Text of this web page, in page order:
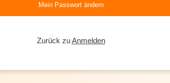
Zurück zuAnmelden